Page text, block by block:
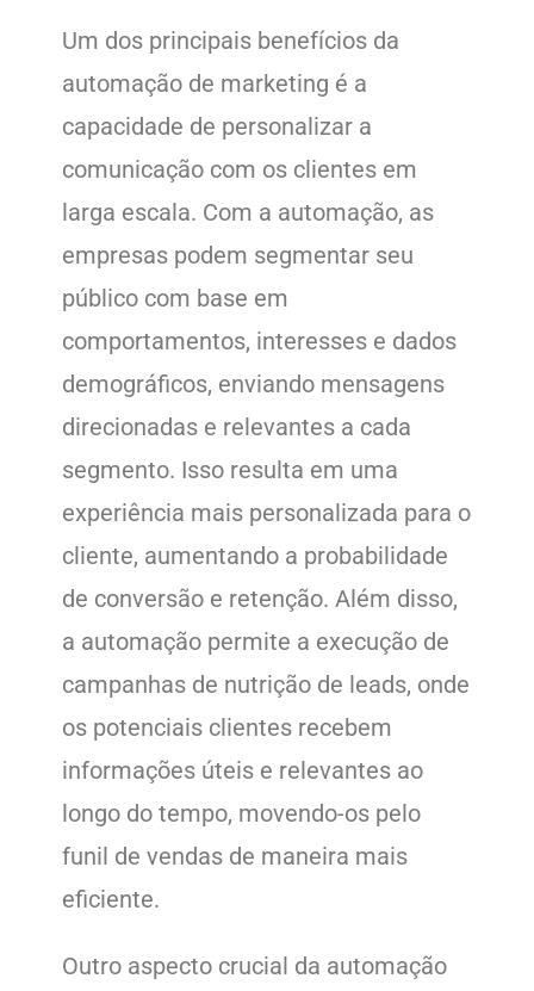
Um dos principais benefícios da
automação de marketing é a
capacidade de personalizar a
comunicação com os clientes em
larga escala. Com a automação, as
empresas podem segmentar seu
público com base em
comportamentos, interesses e dados
demográficos, enviando mensagens
direcionadas e relevantes a cada
segmento. Isso resulta em uma
experiência mais personalizada para o
cliente, aumentando a probabilidade
de conversão e retenção. Além disso,
a automação permite a execução de
campanhas de nutrição de leads, onde
os potenciais clientes recebem
informações úteis e relevantes ao
longo do tempo, movendo-os pelo
funil de vendas de maneira mais
eficiente.
Outro aspecto crucial da automação